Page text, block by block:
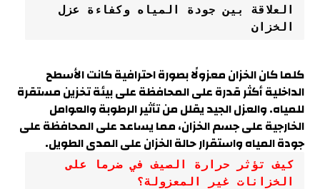
الخزان
كلما كان الخزان معزولًا بصورة احترافية كانت الأسطح
الداخلية أكثر قدرة على المحافظة على بيئة تخزين مستقرة
للمياه. والعزل الجيد يقلل من تأثير الرطوبة والعوامل
الخارجية على جسم الخزان، مما يساعد على المحافظة على
جودة المياه واستقرار حالة الخزان على المدى الطويل.
كيف تؤثر حرارة الصيف في ضرما على
الخزانات غير المعزولة؟